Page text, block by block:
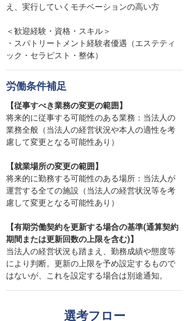
え、実行していくモチベーションの高い方
＜歓迎経験・資格・スキル＞
・スパトリートメント経験者優遇（エステティ
ック・セラピスト・整体）
労働条件補足
【従事すべき業務の変更の範囲】
将来的に従事する可能性のある業務：当法人の
業務全般（当法人の経営状況や本人の適性を考
慮して変更となる可能性あり）
【就業場所の変更の範囲】
将来的に勤務する可能性のある場所：当法人が
運営する全ての施設（当法人の経営状況等を考
慮して変更となる可能性あり）
【有期労働契約を更新する場合の基準(通算契約
期間または更新回数の上限を含む)】
当法人の経営状況も踏まえ、勤務成績や態度等
により判断。更新の上限を予め設定するもので
はないが、これを設定する場合は別途通知。
選考フロー